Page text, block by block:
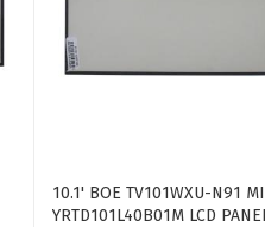
10.1' BOE TV101WXU-N91
YRTD101L40B01M LCD